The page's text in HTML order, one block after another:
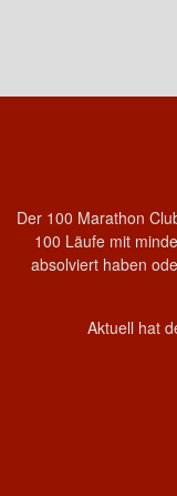
Der 100 Marathon
100 Läufe mit
absolviert haben
Aktuell hat